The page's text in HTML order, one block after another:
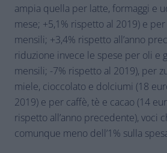
ampia quella per latte, formaggi e
mese; +5,1% rispetto al 2019) e
mensili; +3,4% rispetto all’anno
riduzione invece le spese per oli e
mensili; -7% rispetto al 2019), per
miele, cioccolato e dolciumi (18
2019) e per caffè, tè e cacao (14
rispetto all’anno precedente), voci
comunque meno dell’1% sulla